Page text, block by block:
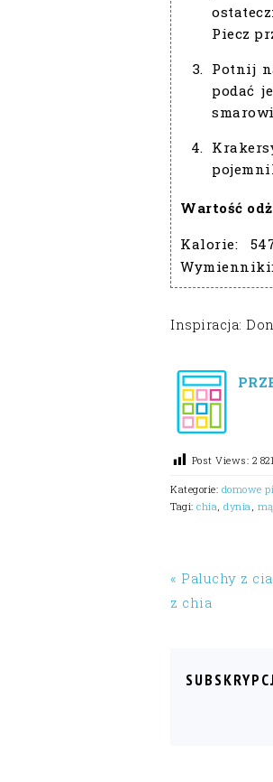
Piecz
Potnij
podać
Wartość
Kalorie:
Wymienniki:
Inspiracja:
Post Views: 2 821
Kategorie: domowe
Tagi: chia dynia
« Paluchy z
z chia